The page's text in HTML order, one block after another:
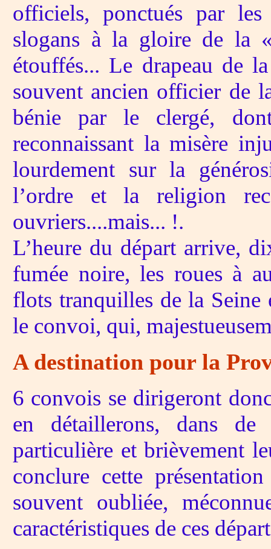
officiels, ponctués par
slogans à la gloire de la
étouffés... Le drapeau de
souvent ancien officier de
bénie par le clergé,
reconnaissant la misère
lourdement sur la
l’ordre et la religion
ouvriers....mais... !.
L’heure du départ arrive,
fumée noire, les roues à
flots tranquilles de la
le convoi, qui,
A destination pour la
6 convois se dirigeront
en détaillerons, dans de
particulière et brièvement
conclure cette
souvent oubliée,
caractéristiques de ces